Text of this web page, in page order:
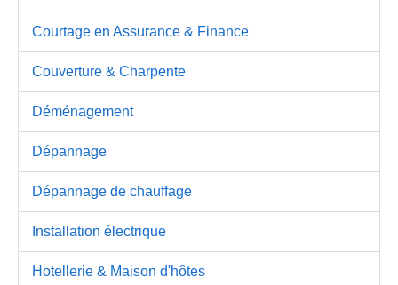
Courtage en Assurance & Finance
Couverture & Charpente
Déménagement
Dépannage
Dépannage de chauffage
Installation électrique
Hotellerie & Maison d'hôtes